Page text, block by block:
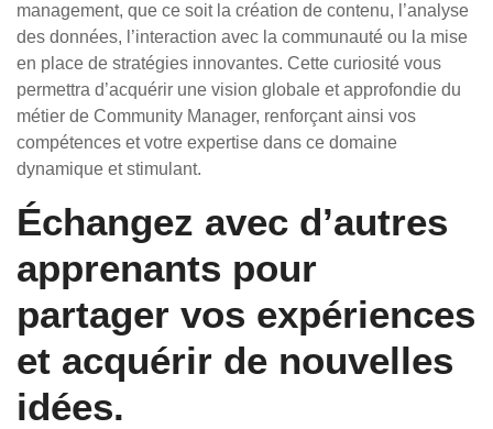
management, que ce soit la création de contenu, l’analyse
des données, l’interaction avec la communauté ou la mise
en place de stratégies innovantes. Cette curiosité vous
permettra d’acquérir une vision globale et approfondie du
métier de Community Manager, renforçant ainsi vos
compétences et votre expertise dans ce domaine
dynamique et stimulant.
Échangez avec d’autres
apprenants pour
partager vos expériences
et acquérir de nouvelles
idées.